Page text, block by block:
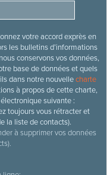
votre accord exprès en
les bulletins d’informations
conservons vos données,
base de données et quels
dans notre nouvellecharte
à propos de cette charte,
suivante :
toujours vous rétracter et
la liste de contacts).
à supprimer vos données